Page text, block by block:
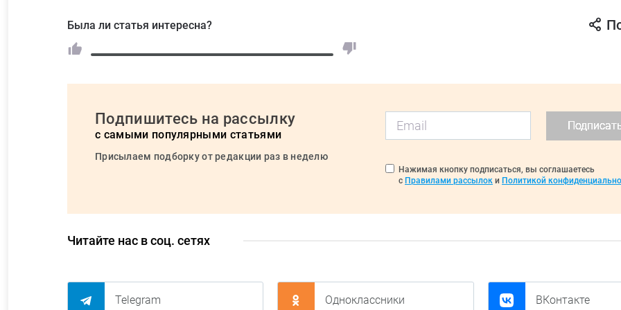
Была ли статья интересна?
Подпишитесь на рассылку
с самыми популярными статьями
Присылаем подборку от редакции раз в неделю
Нажимая кнопку подписаться, вы соглашаетесь
с Правилами рассылок и Политикой
Читайте нас в соц. сетях
Telegram Одноклассники ВКонтакте